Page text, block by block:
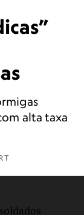
alta taxa